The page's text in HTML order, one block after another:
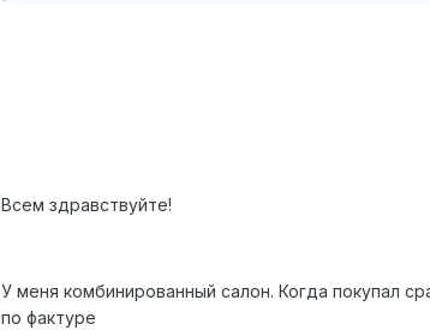
Всем здравствуйте!
У меня комбинированный салон. Когда покупал
по фактуре